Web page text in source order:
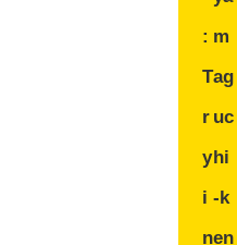
:
T
r
y
i
n
m
ag
uc
hi
-k
en